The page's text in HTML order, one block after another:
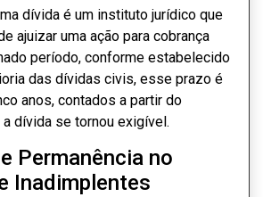
04/07/2024
dívida é um instituto jurídico que
ajuizar uma ação para cobrança
período, conforme estabelecido
das dívidas civis, esse prazo é
anos, contados a partir do
dívida se tornou exigível.
Permanência no
Inadimplentes